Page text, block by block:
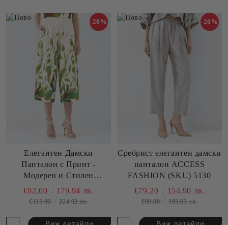
Елегантен Дамски
Панталон с Принт -
Модерен и Стилен
ACCESS FASHION (SKU)
5070
-20%
€92.00 179.94 лв.
€115.00 224.92 лв.
Сребрист елегантен дамски
панталон ACCESS
FASHION (SKU) 5130
-20%
€79.20 154.90 лв.
€99.00 193.63 лв.